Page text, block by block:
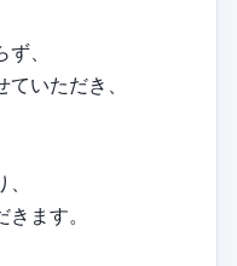
、
いただき、
ます。